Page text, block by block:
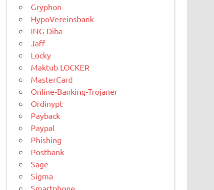
Gryphon
HypoVereinsbank
ING Diba
Jaff
Locky
Maktub LOCKER
MasterCard
Online-Banking-Trojaner
Ordinypt
Payback
Paypal
Phishing
Postbank
Sage
Sigma
Smartphone